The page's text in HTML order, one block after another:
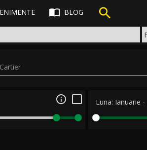
 BLOG 
Cartier
 Luna: Ianuarie -